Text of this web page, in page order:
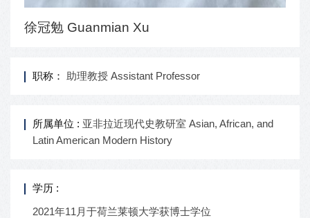
徐冠勉 Guanmian Xu
职称： 助理教授 Assistant Professor
所属单位 : 亚非拉近现代史教研室 Asian, African, and
Latin American Modern History
学历 :
2021年11月于荷兰莱顿大学获博士学位